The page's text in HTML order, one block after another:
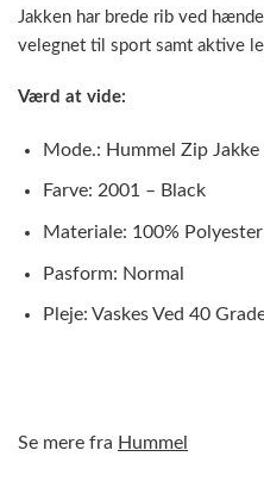
Jakken har brede rib ved
velegnet til sport samt aktive
Værd at vide:
Mode.: Hummel Zip
Farve: 2001 – Black
Materiale: 100% Polyester
Pasform: Normal
Pleje: Vaskes Ved 40
Se mere fra Hummel